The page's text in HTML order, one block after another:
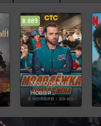
8.889
Молодёжка:
Новая
смена